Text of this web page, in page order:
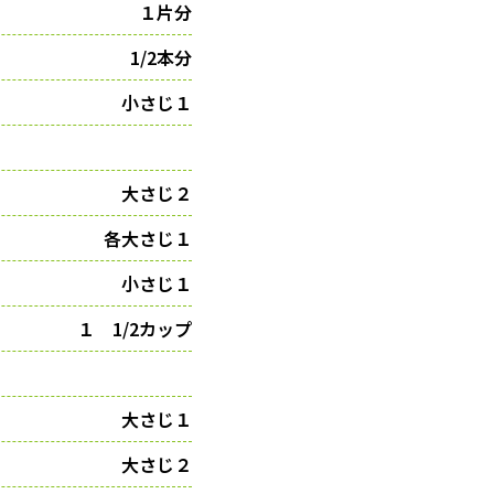
１片分
1/2本分
小さじ１
大さじ２
各大さじ１
小さじ１
１ 1/2カップ
大さじ１
大さじ２